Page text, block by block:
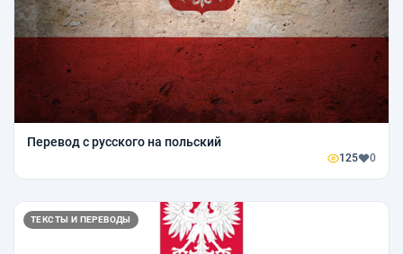
Перевод с русского на польский
125 0
ТЕКСТЫ И ПЕРЕВОДЫ